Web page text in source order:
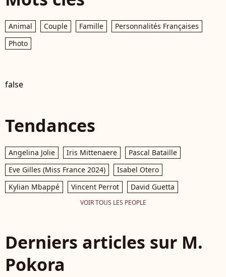
Animal Couple Famille
Personnalités Françaises
Photo
false
Tendances
Angelina Jolie Iris Mittenaere
Pascal Bataille
Eve Gilles (Miss France 2024)
Isabel Otero
Kylian Mbappé
Vincent Perrot David Guetta
VOIR TOUS LES PEOPLE
Derniers articles sur M.
Pokora